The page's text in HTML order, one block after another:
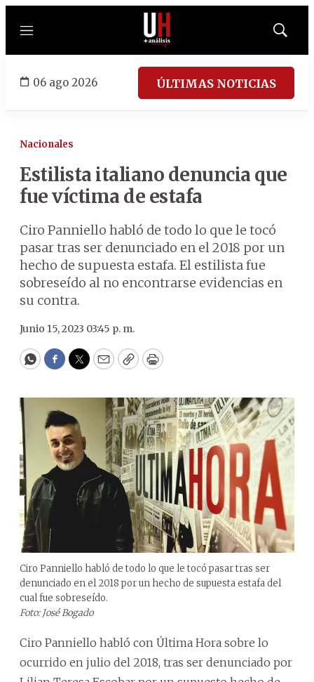
Menú
Mostrar
06 ago 2026 ÚLTIMAS NOTICIAS
Nacionales
Estilista italiano denuncia que
fue víctima de estafa
Ciro Panniello habló de todo lo que le tocó
pasar tras ser denunciado en el 2018 por un
hecho de supuesta estafa. El estilista fue
sobreseído al no encontrarse evidencias en
su contra.
Junio 15, 2023 03:45 p. m.
WhatsApp
Facebook
Twitter
EmailCopyPrint
Ciro Panniello habló de todo lo que le tocó pasar tras ser
denunciado en el 2018 por un hecho de supuesta estafa del
cual fue sobreseído.
Foto: José Bogado
Ciro Panniello habló con Última Hora sobre lo
ocurrido en julio del 2018, tras ser denunciado por